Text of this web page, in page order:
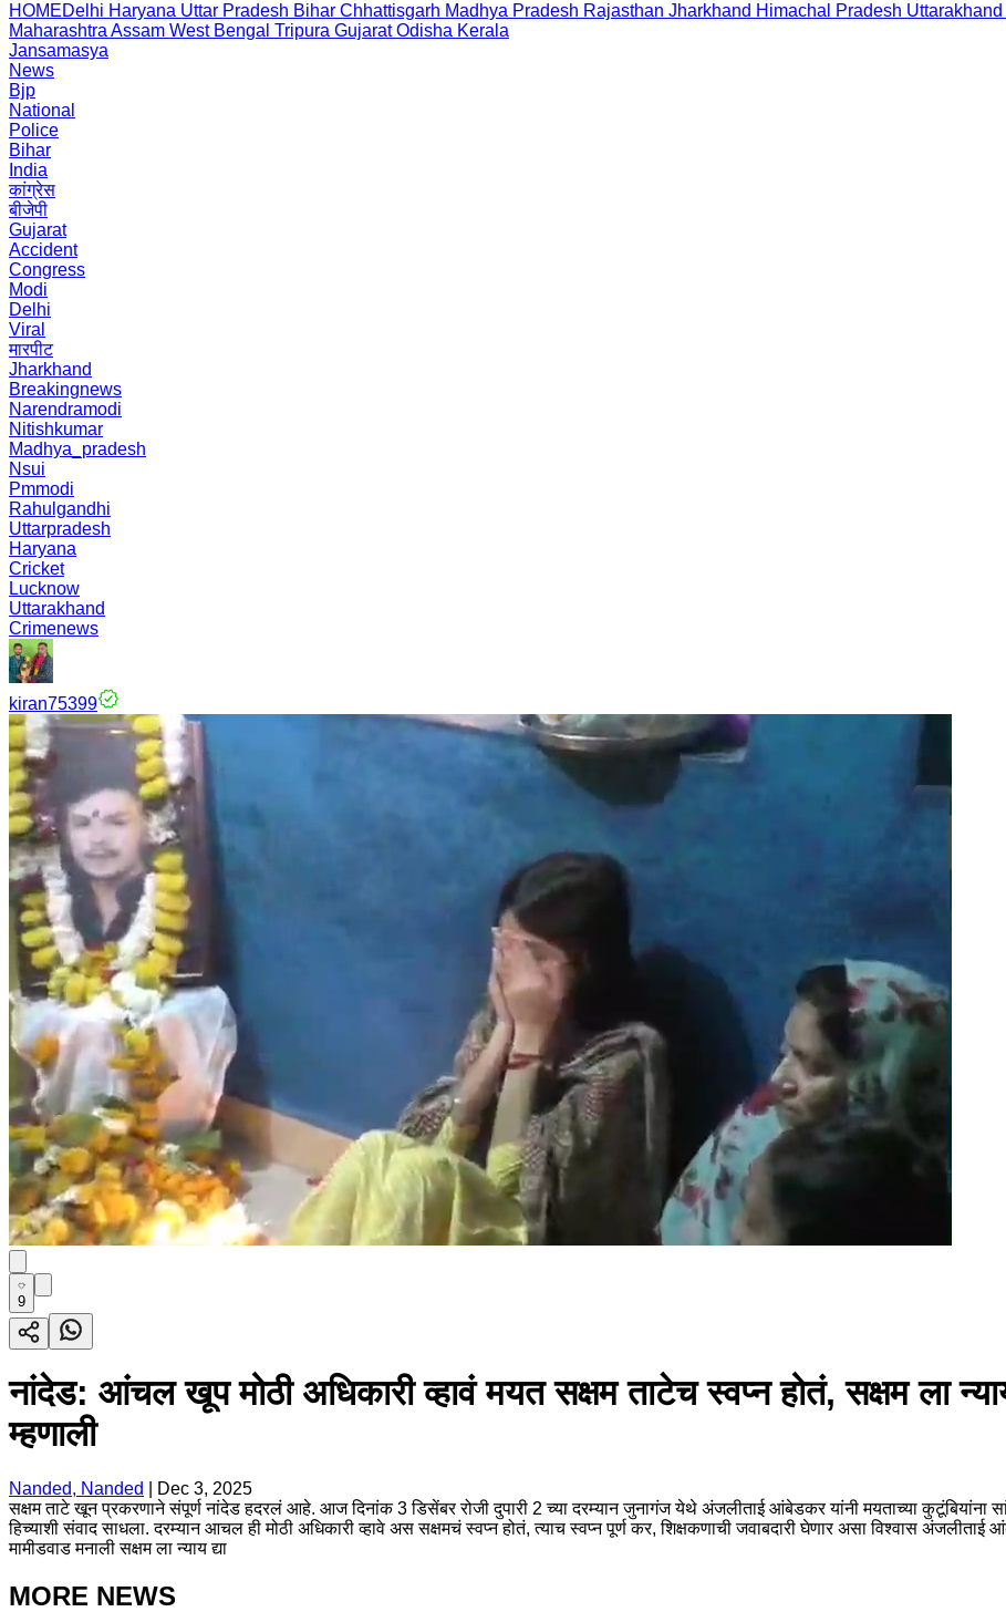
HOMEDelhi Haryana Uttar Pradesh Bihar Chhattisgarh Madhya Pradesh Rajasthan Jharkhand Himachal Pradesh Uttarakhand
Maharashtra Assam West Bengal Tripura Gujarat Odisha Kerala
Jansamasya
News
Bjp
National
Police
Bihar
India
कांग्रेस
बीजेपी
Gujarat
Accident
Congress
Modi
Delhi
Viral
मारपीट
Jharkhand
Breakingnews
Narendramodi
Nitishkumar
Madhya_pradesh
Nsui
Pmmodi
Rahulgandhi
Uttarpradesh
Haryana
Cricket
Lucknow
Uttarakhand
Crimenews
kiran75399
9
नांदेड: आंचल खूप मोठी अधिकारी व्हावं मयत सक्षम ताटेच स्वप्न होतं, सक्षम ला
म्हणाली
Nanded, Nanded
Dec 3, 2025
सक्षम ताटे खून प्रकरणाने संपूर्ण नांदेड हदरलं आहे. आज दिनांक 3 डिसेंबर रोजी दुपारी 2 च्या दरम्यान जुनागंज येथे अंजलीताई आंबेडकर यांनी मयताच्या कुटूंबियांना
हिच्याशी संवाद साधला. दरम्यान आचल ही मोठी अधिकारी व्हावे अस सक्षमचं स्वप्न होतं, त्याच स्वप्न पूर्ण कर, शिक्षकणाची जवाबदारी घेणार असा विश्वास
मामीडवाड मनाली सक्षम ला न्याय द्या
MORE NEWS